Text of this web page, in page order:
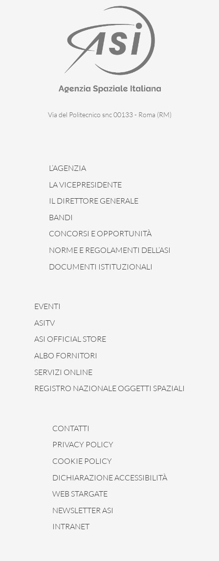
Via del Politecnico snc 00133 - Roma (RM)
L’AGENZIA
LA VICEPRESIDENTE
IL DIRETTORE GENERALE
BANDI
CONCORSI E OPPORTUNITÀ
NORME E REGOLAMENTI DELL’ASI
DOCUMENTI ISTITUZIONALI
EVENTI
ASITV
ASI OFFICIAL STORE
ALBO FORNITORI
SERVIZI ONLINE
REGISTRO NAZIONALE OGGETTI SPAZIALI
CONTATTI
PRIVACY POLICY
COOKIE POLICY
DICHIARAZIONE ACCESSIBILITÀ
WEB STARGATE
NEWSLETTER ASI
INTRANET